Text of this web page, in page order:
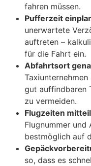
fahren müssen.
Pufferzeit
unerwartete
auftreten –
für die Fahrt ein.
Abfahrtsort
gut auffindbaren
zu vermeiden.
Flugzeiten
Flugnummer
bestmöglich auf
so, dass es